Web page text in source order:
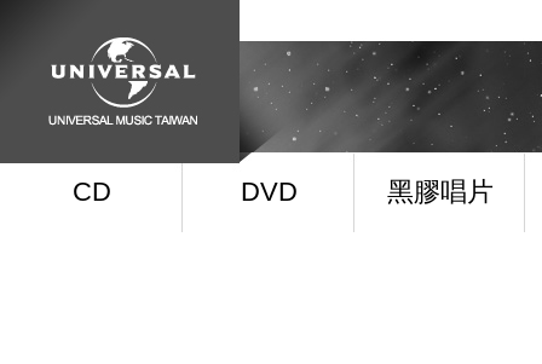
CD DVD 黑膠唱片